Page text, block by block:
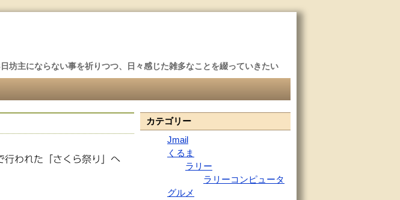
坊主にならない事を祈りつつ、日々感じた雑多なことを綴っていきたい
行われた「さくら祭り」へ
カテゴリー
Jmail
くるま
ラリー
ラリーコンピュータ
グルメ